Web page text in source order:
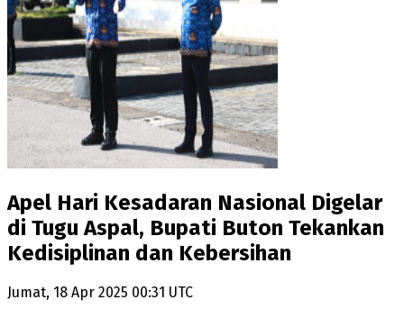
Apel Hari Kesadaran Nasional Digelar
di Tugu Aspal, Bupati Buton Tekankan
Kedisiplinan dan Kebersihan
Jumat, 18 Apr 2025 00:31 UTC